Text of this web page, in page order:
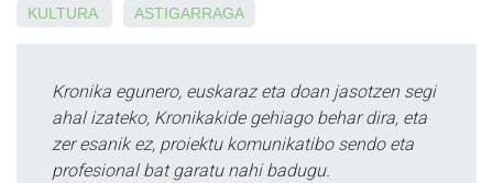
KULTURA ASTIGARRAGA
Kronika egunero, euskaraz eta doan jasotzen segi
ahal izateko, Kronikakide gehiago behar dira, eta
zer esanik ez, proiektu komunikatibo sendo eta
profesional bat garatu nahi badugu.